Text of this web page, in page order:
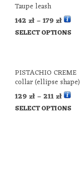
Taupe leash
142 zł–179zł
SELECT OPTIONS
PISTACHIO CREME
collar (ellipse shape)
129zł– 211zł
SELECT OPTIONS